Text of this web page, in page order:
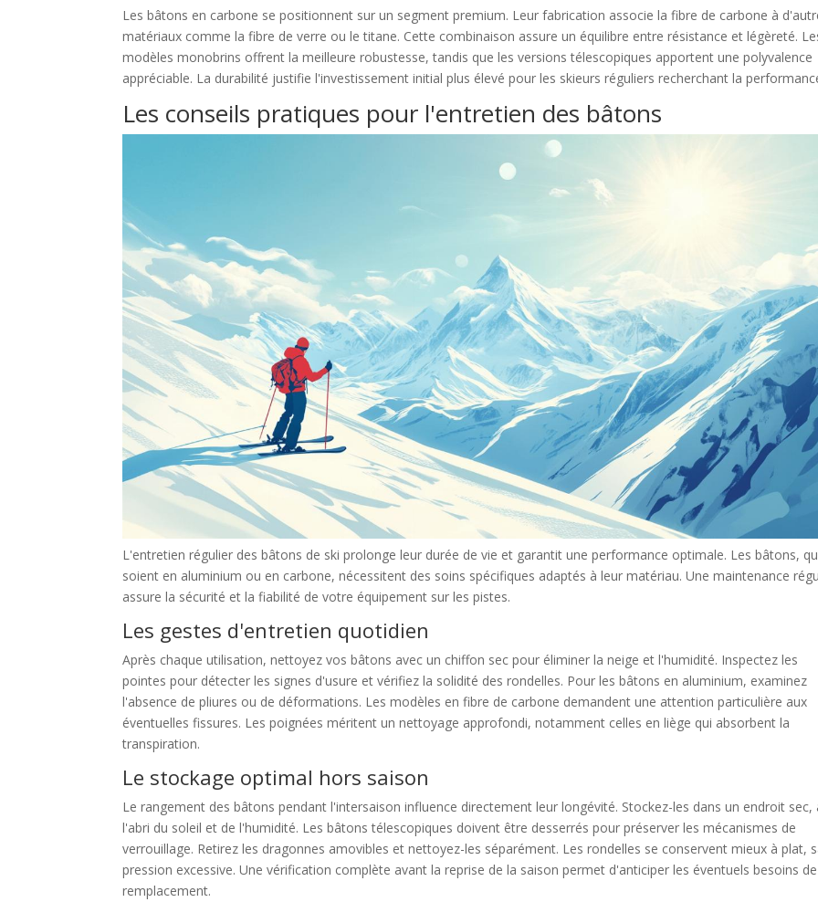
Les bâtons en carbone se positionnent sur un segment premium. Leur fabrication associe la fibre de carbone à
matériaux comme la fibre de verre ou le titane. Cette combinaison assure un équilibre entre résistance et légèreté.
modèles monobrins offrent la meilleure robustesse, tandis que les versions télescopiques apportent une polyvalence
appréciable. La durabilité justifie l'investissement initial plus élevé pour les skieurs réguliers recherchant la
Les conseils pratiques pour l'entretien des bâtons
L'entretien régulier des bâtons de ski prolonge leur durée de vie et garantit une performance optimale. Les bâtons,
soient en aluminium ou en carbone, nécessitent des soins spécifiques adaptés à leur matériau. Une maintenance
assure la sécurité et la fiabilité de votre équipement sur les pistes.
Les gestes d'entretien quotidien
Après chaque utilisation, nettoyez vos bâtons avec un chiffon sec pour éliminer la neige et l'humidité. Inspectez les
pointes pour détecter les signes d'usure et vérifiez la solidité des rondelles. Pour les bâtons en aluminium, examinez
l'absence de pliures ou de déformations. Les modèles en fibre de carbone demandent une attention particulière aux
éventuelles fissures. Les poignées méritent un nettoyage approfondi, notamment celles en liège qui absorbent la
transpiration.
Le stockage optimal hors saison
Le rangement des bâtons pendant l'intersaison influence directement leur longévité. Stockez-les dans un endroit sec,
l'abri du soleil et de l'humidité. Les bâtons télescopiques doivent être desserrés pour préserver les mécanismes de
verrouillage. Retirez les dragonnes amovibles et nettoyez-les séparément. Les rondelles se conservent mieux à plat,
pression excessive. Une vérification complète avant la reprise de la saison permet d'anticiper les éventuels besoins de
remplacement.